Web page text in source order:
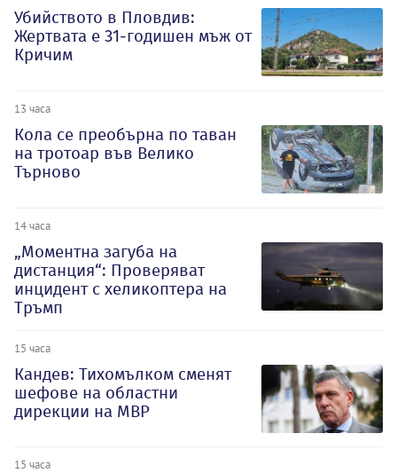
Убийството в Пловдив:
Жертвата е 31-годишен мъж от
Кричим
13 часа
Кола се преобърна по таван
на тротоар във Велико
Търново
14 часа
„Моментна загуба на
дистанция“: Проверяват
инцидент с хеликоптера на
Тръмп
15 часа
Кандев: Тихомълком сменят
шефове на областни
дирекции на МВР
15 часа